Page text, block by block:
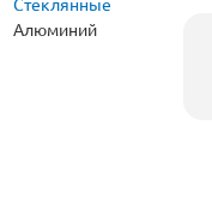
Алюминий